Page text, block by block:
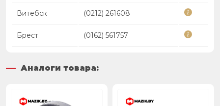
Витебск (0212) 261608
Брест (0162) 561757
Аналоги товара: